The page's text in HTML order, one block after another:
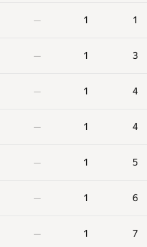
— 1 1
— 1 3
— 1 4
— 1 4
— 1 5
— 1 6
— 1 7
2 193
2 197
2 204
2 205
2 208
2 219
2 232